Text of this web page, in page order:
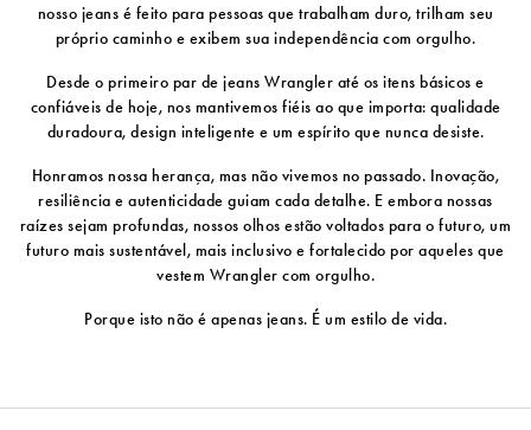
nosso jeans é feito para pessoas que trabalham duro, trilham seu
próprio caminho e exibem sua independência com orgulho.
Desde o primeiro par de jeans Wrangler até os itens básicos e
confiáveis ​​de hoje, nos mantivemos fiéis ao que importa: qualidade
duradoura, design inteligente e um espírito que nunca desiste.
Honramos nossa herança, mas não vivemos no passado. Inovação,
resiliência e autenticidade guiam cada detalhe. E embora nossas
raízes sejam profundas, nossos olhos estão voltados para o futuro, um
futuro mais sustentável, mais inclusivo e fortalecido por aqueles que
vestem Wrangler com orgulho.
Porque isto não é apenas jeans. É um estilo de vida.